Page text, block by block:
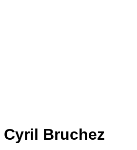
Cyril Bruchez